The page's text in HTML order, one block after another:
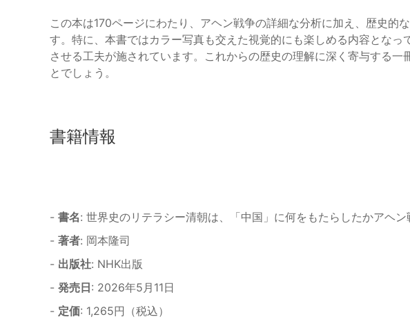
この本は170ページにわたり、アヘン戦争の詳細な分析に加え、歴史的
す。特に、本書ではカラー写真も交えた視覚的にも楽しめる内容となっ
させる工夫が施されています。これからの歴史の理解に深く寄与する一
とでしょう。
書籍情報
- 書名: 世界史のリテラシー清朝は、「中国」に何をもたらしたかアヘン
- 著者: 岡本隆司
- 出版社: NHK出版
- 発売日: 2026年5月11日
- 定価: 1,265円（税込）